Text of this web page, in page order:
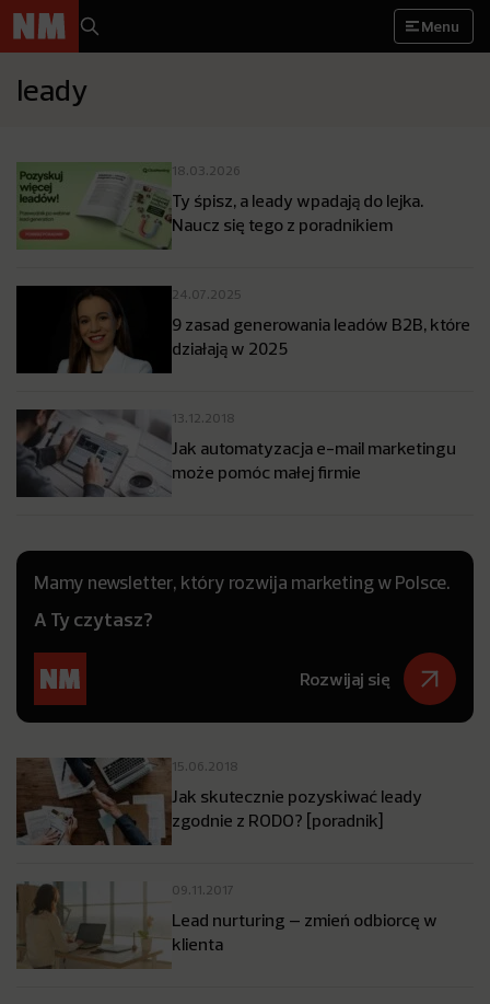
Menu
leady
18.03.2026
Ty śpisz, a leady wpadają do lejka.
Naucz się tego z poradnikiem
24.07.2025
9 zasad generowania leadów B2B, które
działają w 2025
13.12.2018
Jak automatyzacja e-mail marketingu
może pomóc małej firmie
Mamy newsletter, który rozwija marketing w Polsce.
A Ty czytasz?
Rozwijaj się
15.06.2018
Jak skutecznie pozyskiwać leady
zgodnie z RODO? [poradnik]
09.11.2017
Lead nurturing – zmień odbiorcę w
klienta